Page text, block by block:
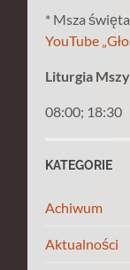
* Msza
YouTube
Liturgia
08:00; 18:30
KATEGORIE
Achiwum
Aktualności